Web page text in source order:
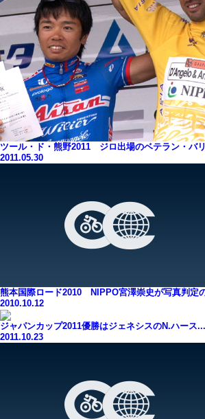
ツール・ド・熊野2011 ジロ出場のベテラン・バ
2011.05.30
熊本国際ロード2010 NIPPO宮澤崇史が写真判定
2010.10.12
ジャパンカップ2011優勝はジェネシスのN.ハース...
2011.10.23